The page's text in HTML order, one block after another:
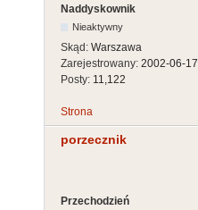
Naddyskownik
Nieaktywny
Skąd: Warszawa
Zarejestrowany: 2002-06-17
Posty: 11,122
Strona
porzecznik
Przechodzień